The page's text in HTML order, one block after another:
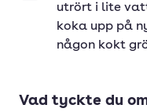
utrört i lite
koka upp på
någon kokt
Vad tyckte du